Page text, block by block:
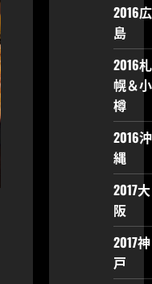
2016広
島
2016札
幌＆小
樽
2016沖
縄
2017大
阪
2017神
戸